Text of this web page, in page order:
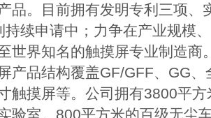
品。目前拥有发明专利三项、
持续申请中；力争在产业规模
世界知名的触摸屏专业制造商
产品结构覆盖GF/GFF、GG
触摸屏等。公司拥有3800平
验室、800平方米的百级无尘